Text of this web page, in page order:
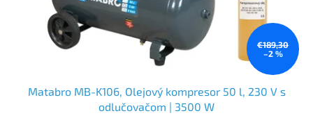
€189,30
–2 %
Matabro MB-K106, Olejový kompresor 50 l, 230 V s
odlučovačom | 3500 W